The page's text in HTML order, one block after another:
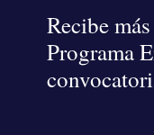
Recibe
Programa